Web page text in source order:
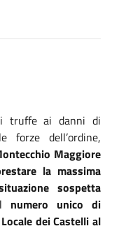
truffe ai danni di
forze dell’ordine,
Maggiore
la massima
sospetta
numero unico di
dei Castelli al